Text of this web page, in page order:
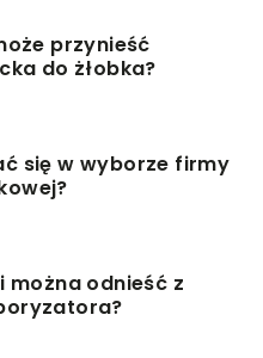
przynieść
do żłobka?
się w wyborze firmy
można odnieść z